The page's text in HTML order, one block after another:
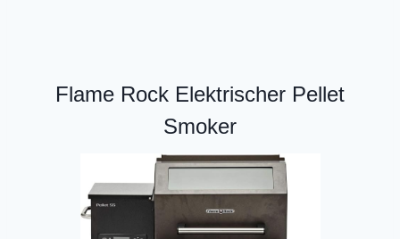
Flame Rock Elektrischer Pellet
Smoker